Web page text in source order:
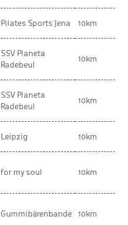
Pilates Sports Jena 10km
SSV Planeta
Radebeul
10km
SSV Planeta
Radebeul
10km
Leipzig 10km
for my soul 10km
Gummibärenbande 10km